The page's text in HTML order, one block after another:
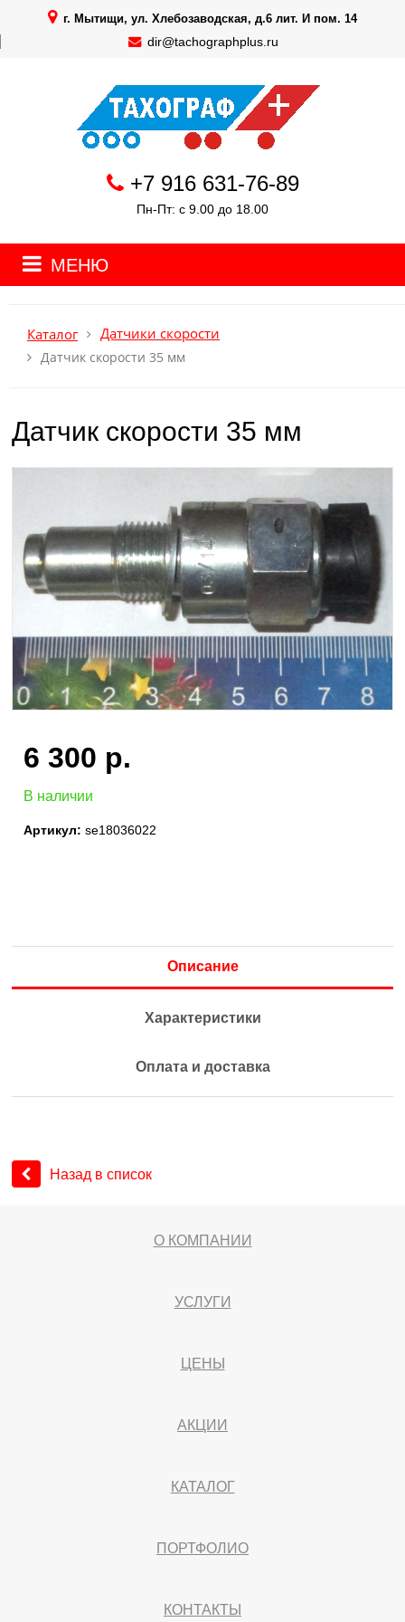
г. Мытищи, ул. Хлебозаводская, д.6 лит. И пом. 14
dir@tachographplus.ru
+7 916 631-76-89
Пн-Пт: с 9.00 до 18.00
МЕНЮ
Каталог Датчики скорости
Датчик скорости 35 мм
Датчик скорости 35 мм
6 300 р.
В наличии
Артикул: se18036022
Описание
Характеристики
Оплата и доставка
Назад в список
О КОМПАНИИ
УСЛУГИ
ЦЕНЫ
АКЦИИ
КАТАЛОГ
ПОРТФОЛИО
КОНТАКТЫ